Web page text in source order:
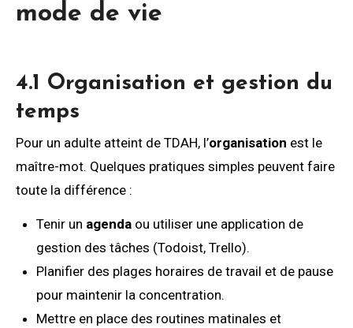
mode de vie
4.1 Organisation et gestion du
temps
Pour un adulte atteint de TDAH, l’organisation est le
maître-mot. Quelques pratiques simples peuvent faire
toute la différence :
Tenir un agendaou utiliser une application de
gestion des tâches (Todoist, Trello).
Planifier des plages horaires de travail et de pause
pour maintenir la concentration.
Mettre en place des routines matinales et